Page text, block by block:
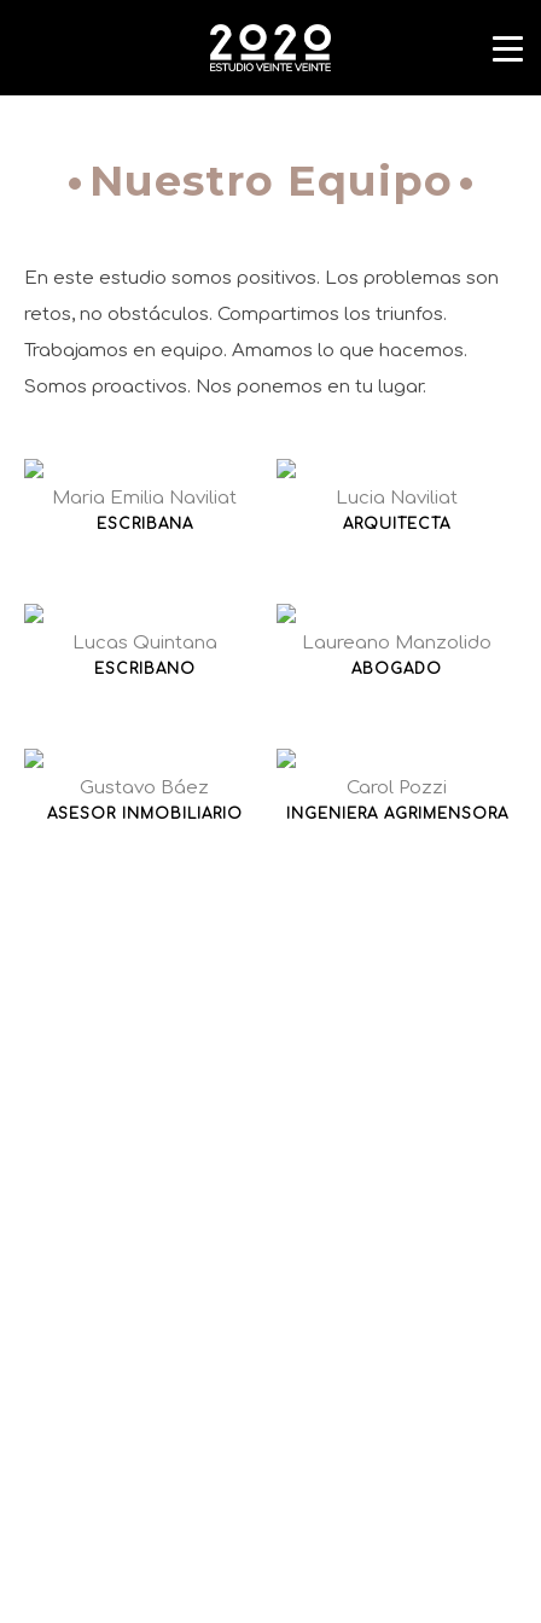
Nuestro Equipo
En este estudio somos positivos. Los problemas son
retos, no obstáculos. Compartimos los triunfos.
Trabajamos en equipo. Amamos lo que hacemos.
Somos proactivos. Nos ponemos en tu lugar.
Maria Emilia Naviliat
ESCRIBANA
Lucia Naviliat
ARQUITECTA
Lucas Quintana
ESCRIBANO
Laureano Manzolido
ABOGADO
Gustavo Báez
ASESOR INMOBILIARIO
Carol Pozzi
INGENIERA AGRIMENSORA